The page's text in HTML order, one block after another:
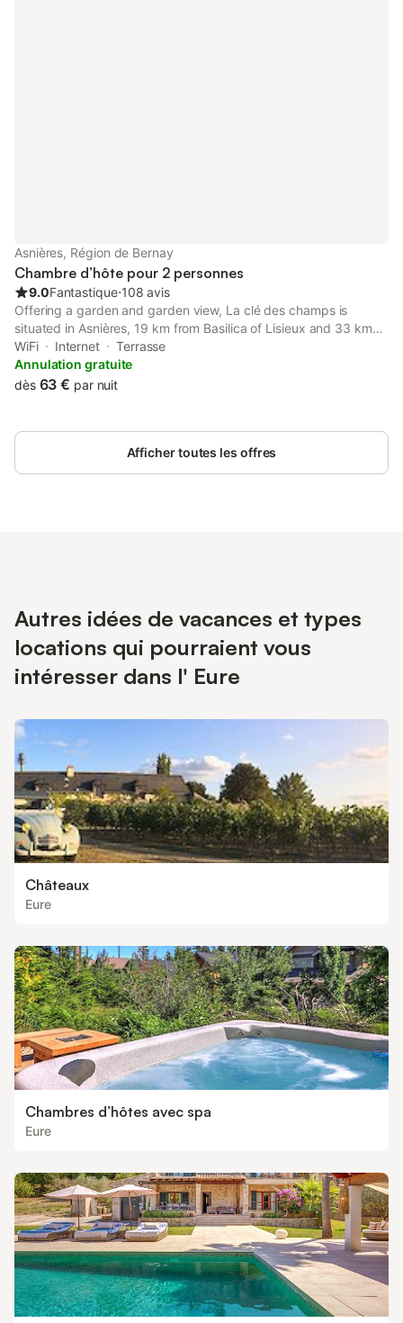
Asnières, Région de Bernay
Chambre d’hôte pour 2 personnes
9.0Fantastique⋅108 avis
Offering a garden and garden view, La clé des champs is
situated in Asnières, 19 km from Basilica of Lisieux and 33 km
from Trouville-Deauville SNCF Railway Station. This property
offers access to a terrace, free private parking and free WiFi.
WiFi Internet
Terrasse
Annulation gratuite
dès 63 € par nuit
Afficher toutes les offres
Autres idées de vacances et types
locations qui pourraient vous
intéresser dans l' Eure
Châteaux
Eure
Chambres d’hôtes avec spa
Eure